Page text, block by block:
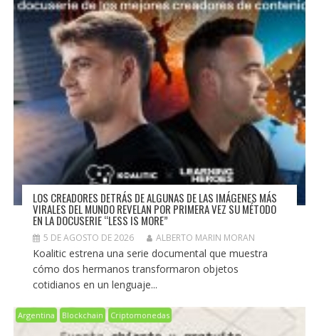
LOS CREADORES DETRÁS DE ALGUNAS DE LAS IMÁGENES MÁS
VIRALES DEL MUNDO REVELAN POR PRIMERA VEZ SU MÉTODO
EN LA DOCUSERIE “LESS IS MORE”
5 DE AGOSTO DE 2026 ALBERTO MARIN MORAN
Koalitic estrena una serie documental que muestra
cómo dos hermanos transformaron objetos
cotidianos en un lenguaje...
Argentina Blockchain Criptomonedas